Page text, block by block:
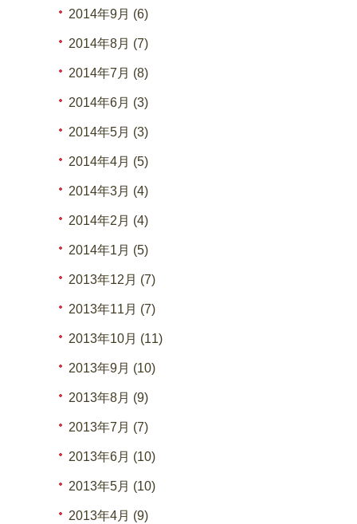
2014年9月 (6)
2014年8月 (7)
2014年7月 (8)
2014年6月 (3)
2014年5月 (3)
2014年4月 (5)
2014年3月 (4)
2014年2月 (4)
2014年1月 (5)
2013年12月 (7)
2013年11月 (7)
2013年10月 (11)
2013年9月 (10)
2013年8月 (9)
2013年7月 (7)
2013年6月 (10)
2013年5月 (10)
2013年4月 (9)